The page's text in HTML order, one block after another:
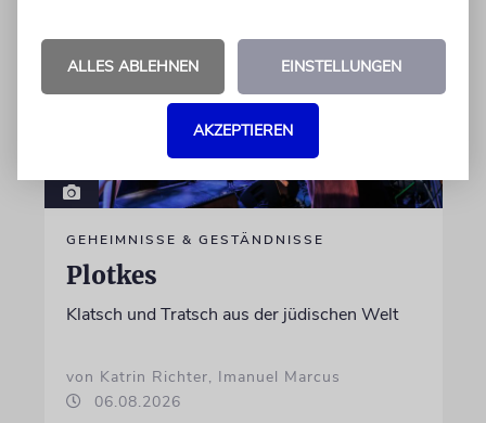
GEHEIMNISSE & GESTÄNDNISSE
Plotkes
Klatsch und Tratsch aus der jüdischen Welt
von Katrin Richter, Imanuel Marcus
06.08.2026
ALLES ABLEHNEN EINSTELLUNGEN
AKZEPTIEREN